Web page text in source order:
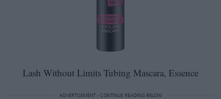
Lash Without Limits Tubing Mascara, Essence
ADVERTISEMENT - CONTINUE READING BELOW